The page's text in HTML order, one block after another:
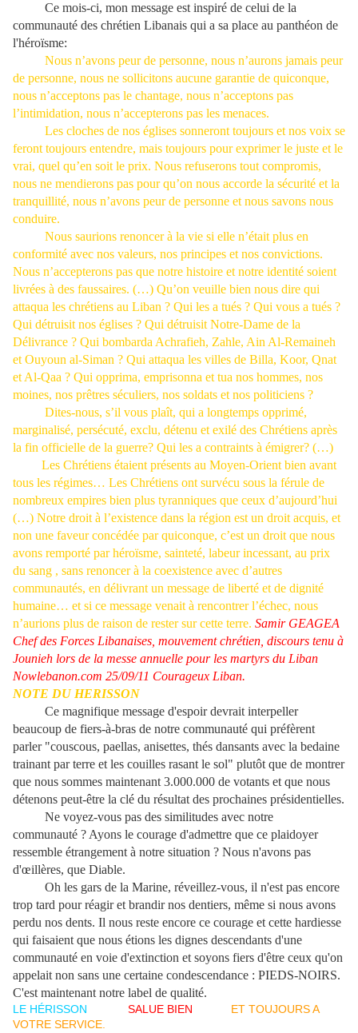
Ce mois-ci, mon message est inspiré de celui de la
communauté des chrétien Libanais qui a sa place au panthéon de
l'héroïsme:
Nous n’avons peur de personne, nous n’aurons jamais peur
de personne, nous ne sollicitons aucune garantie de quiconque,
nous n’acceptons pas le chantage, nous n’acceptons pas
l’intimidation, nous n’accepterons pas les menaces.
Les cloches de nos églises sonneront toujours et nos voix se
feront toujours entendre, mais toujours pour exprimer le juste et le
vrai, quel qu’en soit le prix. Nous refuserons tout compromis,
nous ne mendierons pas pour qu’on nous accorde la sécurité et la
tranquillité, nous n’avons peur de personne et nous savons nous
conduire.
Nous saurions renoncer à la vie si elle n’était plus en
conformité avec nos valeurs, nos principes et nos convictions.
Nous n’accepterons pas que notre histoire et notre identité soient
livrées à des faussaires. (…) Qu’on veuille bien nous dire qui
attaqua les chrétiens au Liban ? Qui les a tués ? Qui vous a tués ?
Qui détruisit nos églises ? Qui détruisit Notre-Dame de la
Délivrance ? Qui bombarda Achrafieh, Zahle, Ain Al-Remaineh
et Ouyoun al-Siman ? Qui attaqua les villes de Billa, Koor, Qnat
et Al-Qaa ? Qui opprima, emprisonna et tua nos hommes, nos
moines, nos prêtres séculiers, nos soldats et nos politiciens ?
Dites-nous, s’il vous plaît, qui a longtemps opprimé,
marginalisé, persécuté, exclu, détenu et exilé des Chrétiens après
la fin officielle de la guerre? Qui les a contraints à émigrer? (…)
Les Chrétiens étaient présents au Moyen-Orient bien avant
tous les régimes… Les Chrétiens ont survécu sous la férule de
nombreux empires bien plus tyranniques que ceux d’aujourd’hui
(…) Notre droit à l’existence dans la région est un droit acquis, et
non une faveur concédée par quiconque, c’est un droit que nous
avons remporté par héroïsme, sainteté, labeur incessant, au prix
du sang , sans renoncer à la coexistence avec d’autres
communautés, en délivrant un message de liberté et de dignité
humaine… et si ce message venait à rencontrer l’échec, nous
n’aurions plus de raison de rester sur cette terre. Samir GEAGEA
Chef des Forces Libanaises, mouvement chrétien, discours tenu à
Jounieh lors de la messe annuelle pour les martyrs du Liban
Nowlebanon.com 25/09/11 Courageux Liban.
NOTE DU HERISSON
Ce magnifique message d'espoir devrait interpeller
beaucoup de fiers-à-bras de notre communauté qui préfèrent
parler "couscous, paellas, anisettes, thés dansants avec la bedaine
trainant par terre et les couilles rasant le sol" plutôt que de montrer
que nous sommes maintenant 3.000.000 de votants et que nous
détenons peut-être la clé du résultat des prochaines présidentielles.
Ne voyez-vous pas des similitudes avec notre
communauté ? Ayons le courage d'admettre que ce plaidoyer
ressemble étrangement à notre situation ? Nous n'avons pas
d'œillères, que Diable.
Oh les gars de la Marine, réveillez-vous, il n'est pas encore
trop tard pour réagir et brandir nos dentiers, même si nous avons
perdu nos dents. Il nous reste encore ce courage et cette hardiesse
qui faisaient que nous étions les dignes descendants d'une
communauté en voie d'extinction et soyons fiers d'être ceux qu'on
appelait non sans une certaine condescendance : PIEDS-NOIRS.
C'est maintenant notre label de qualité.
LE HÉRISSON SALUE BIEN ET TOUJOURS A
VOTRE SERVICE.